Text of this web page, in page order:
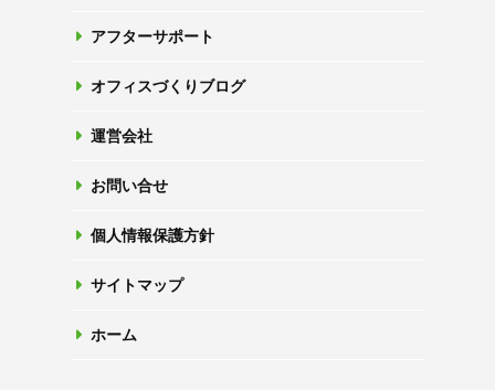
アフターサポート
オフィスづくりブログ
運営会社
お問い合せ
個人情報保護方針
サイトマップ
ホーム